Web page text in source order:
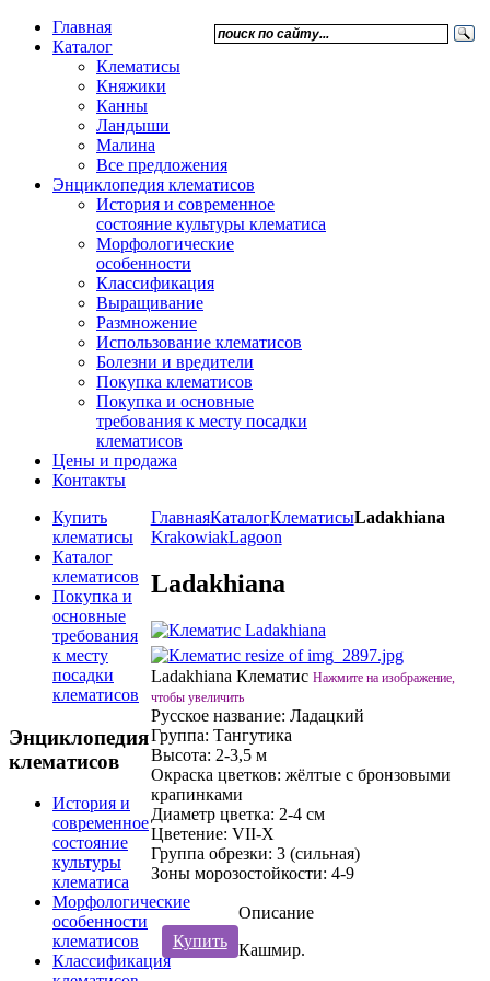
Главная
Каталог
Клематисы
Княжики
Канны
Ландыши
Малина
Все предложения
Энциклопедия клематисов
История и современное
состояние культуры клематиса
Морфологические
особенности
Классификация
Выращивание
Размножение
Использование клематисов
Болезни и вредители
Покупка клематисов
Покупка и основные
требования к месту посадки
клематисов
Цены и продажа
Контакты
ГлавнаяКаталогКлематисыLadakhiana
KrakowiakLagoon
Ladakhiana
Ladakhiana Клематис Нажмите на изображение,
чтобы увеличить
Русское название: Ладацкий
Группа: Тангутика
Высота: 2-3,5 м
Окраска цветков: жёлтые с бронзовыми
крапинками
Диаметр цветка: 2-4 см
Цветение: VII-X
Группа обрезки: 3 (сильная)
Зоны морозостойкости: 4-9
Купить
Описание
Кашмир.
Купить
клематисы
Каталог
клематисов
Покупка и
основные
требования
к месту
посадки
клематисов
Энциклопедия
клематисов
История и
современное
состояние
культуры
клематиса
Морфологические
особенности
клематисов
Классификация